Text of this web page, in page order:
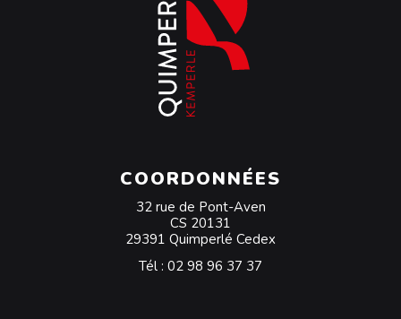
COORDONNÉES
32 rue de Pont-Aven
CS 20131
29391 Quimperlé Cedex
Tél : 02 98 96 37 37